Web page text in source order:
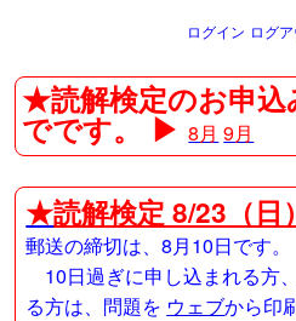
ログイン ログア
★読解検定のお申込
でです。 ▶8月 9月
★読解検定 8/23（日）
郵送の締切は、8月10日です。
10日過ぎに申し込まれる方
る方は、問題を ウェブから印